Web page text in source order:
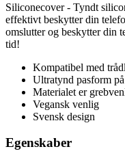
Siliconecover - Tyndt
effektivt beskytter din
omslutter og beskytter din
tid!
Kompatibel med
Ultratynd pasform
Materialet er
Vegansk venlig
Svensk design
Egenskaber